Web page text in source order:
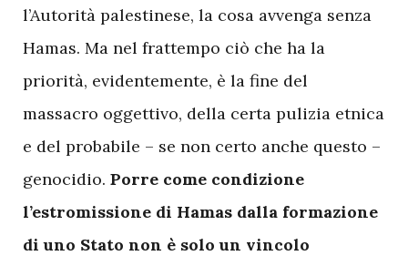
l’Autorità palestinese, la cosa avvenga senza
Hamas. Ma nel frattempo ciò che ha la
priorità, evidentemente, è la fine del
massacro oggettivo, della certa pulizia etnica
e del probabile – se non certo anche questo –
genocidio. Porre come condizione
l’estromissione di Hamas dalla formazione
di uno Stato non è solo un vincolo